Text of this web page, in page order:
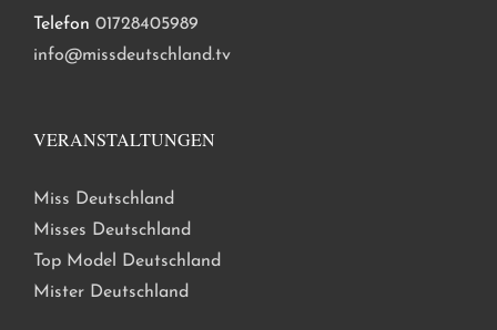
Telefon 01728405989
info@missdeutschland.tv
VERANSTALTUNGEN
Miss Deutschland
Misses Deutschland
Top Model Deutschland
Mister Deutschland